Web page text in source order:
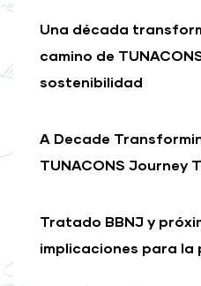
Una década
camino de
sostenibilidad
A Decade
TUNACONS Journey
Tratado BBNJ y
implicaciones para la